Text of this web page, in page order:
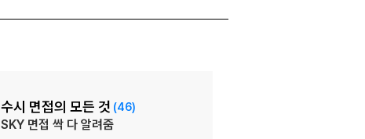
수시 면접의 모든 것 (46)
SKY 면접 싹 다 알려줌